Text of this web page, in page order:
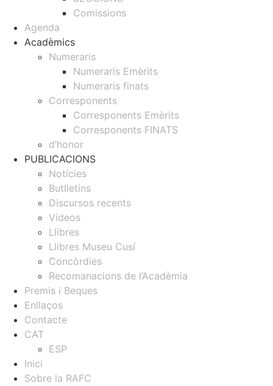
Comissions
Agenda
Acadèmics
Numeraris
Numeraris Emèrits
Numeraris finats
Corresponents
Corresponents Emèrits
Corresponents FINATS
d’honor
PUBLICACIONS
Notícies
Butlletins
Discursos recents
Vídeos
Llibres
Llibres Museu Cusí
Concòrdies
Recomanacions de l’Acadèmia
Premis i Beques
Enllaços
Contacte
CAT
ESP
Inici
Sobre la RAFC